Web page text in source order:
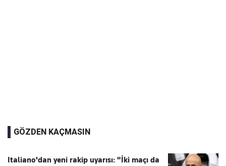
GÖZDEN KAÇMASIN
Italiano'dan yeni rakip uyarısı: "İki maçı da